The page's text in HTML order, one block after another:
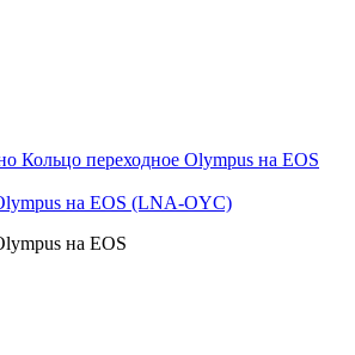
на EOS (LNA-OYC)
на EOS